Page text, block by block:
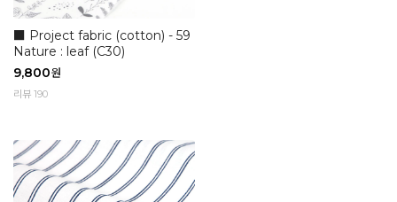
■ Project fabric (cotton) - 59
Nature : leaf (C30)
9,800원
리뷰 190